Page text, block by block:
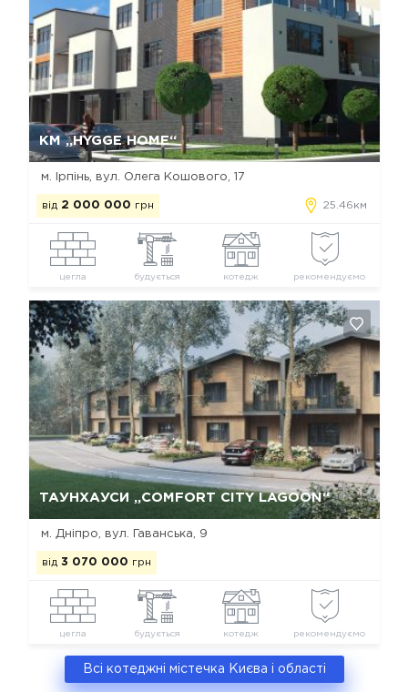
КМ „HYGGE HOME“
м. Ірпінь, вул. Олега Кошового, 17
від 2 000 000 грн 25.46км
цегла будується котедж рекомендуємо
Так, видалити Відміна
ТАУНХАУСИ „COMFORT CITY LAGOON“
м. Дніпро, вул. Гаванська, 9
від 3 070 000 грн
цегла будується котедж рекомендуємо
Так, видалити
Всі котеджні містечка Києва і області